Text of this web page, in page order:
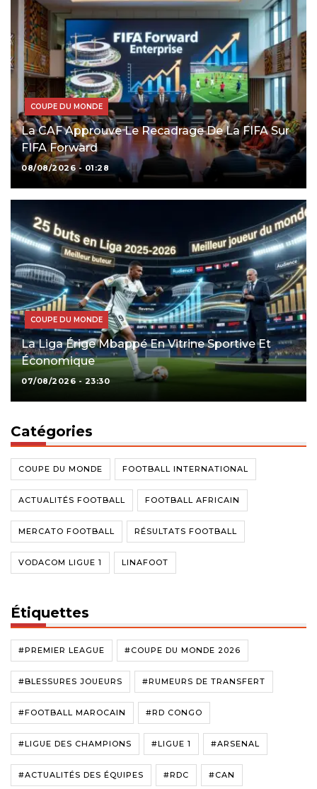
COUPE DU MONDE
La CAF Approuve Le Recadrage De La FIFA Sur
FIFA Forward
08/08/2026 - 01:28
COUPE DU MONDE
La Liga Érige Mbappé En Vitrine Sportive Et
Économique
07/08/2026 - 23:30
Catégories
COUPE DU MONDE FOOTBALL INTERNATIONAL
ACTUALITÉS FOOTBALL FOOTBALL AFRICAIN
MERCATO FOOTBALL RÉSULTATS FOOTBALL
VODACOM LIGUE 1 LINAFOOT
Étiquettes
#PREMIER LEAGUE #COUPE DU MONDE 2026
#BLESSURES JOUEURS #RUMEURS DE TRANSFERT
#FOOTBALL MAROCAIN #RD CONGO
#LIGUE DES CHAMPIONS #LIGUE 1 #ARSENAL
#ACTUALITÉS DES ÉQUIPES #RDC #CAN